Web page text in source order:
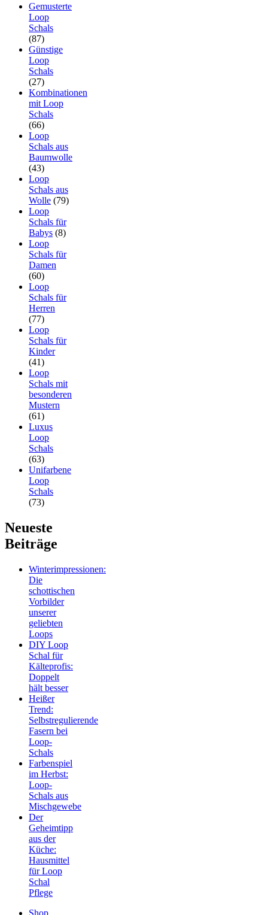
Gemusterte
Loop
Schals
(87)
Günstige
Loop
Schals
(27)
Kombinationen
mit Loop
Schals
(66)
Loop
Schals aus
Baumwolle
(43)
Loop
Schals aus
Wolle (79)
Loop
Schals für
Babys (8)
Loop
Schals für
Damen
(60)
Loop
Schals für
Herren
(77)
Loop
Schals für
Kinder
(41)
Loop
Schals mit
besonderen
Mustern
(61)
Luxus
Loop
Schals
(63)
Unifarbene
Loop
Schals
(73)
Neueste
Beiträge
Winterimpressionen:
Die
schottischen
Vorbilder
unserer
geliebten
Loops
DIY Loop
Schal für
Kälteprofis:
Doppelt
hält besser
Heißer
Trend:
Selbstregulierende
Fasern bei
Loop-
Schals
Farbenspiel
im Herbst:
Loop-
Schals aus
Mischgewebe
Der
Geheimtipp
aus der
Küche:
Hausmittel
für Loop
Schal
Pflege
Shop